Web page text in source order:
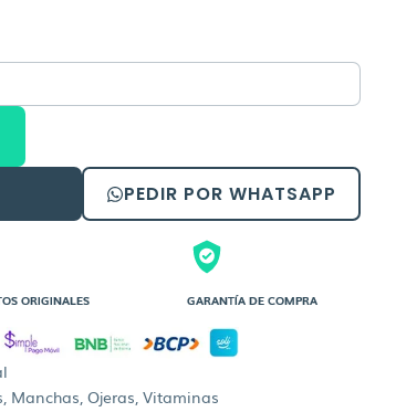
PEDIR POR WHATSAPP
ORIGINALES GARANTÍA DE COMPRA
Manchas Ojeras Vitaminas